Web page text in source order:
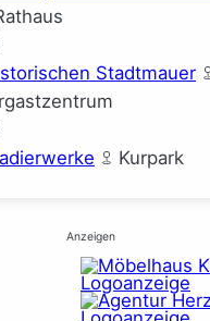
Stadtmauer
Kurpark
Anzeigen